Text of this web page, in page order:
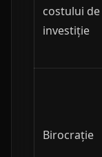
costului de
investiție
Birocrație